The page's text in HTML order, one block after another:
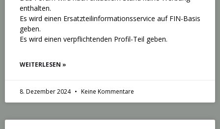
enthalten.
Es wird einen Ersatzteilinformationsservice auf FIN-Basis
geben.
Es wird einen verpflichtenden Profil-Teil geben.
WEITERLESEN »
8. Dezember 2024 Keine Kommentare